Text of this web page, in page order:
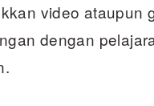
video ataupun
dengan